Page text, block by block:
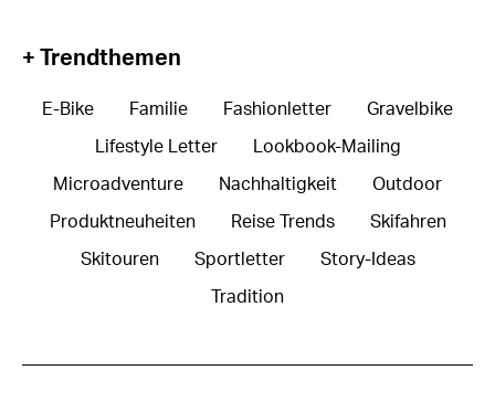
+ Trendthemen
E-Bike Familie Fashionletter Gravelbike
Lifestyle Letter Lookbook-Mailing
Microadventure Nachhaltigkeit Outdoor
Produktneuheiten Reise Trends Skifahren
Skitouren Sportletter Story-Ideas
Tradition